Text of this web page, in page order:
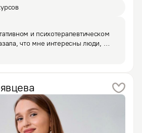
и психотерапевтическом
что мне интересны люди,
«увиденными» в своей